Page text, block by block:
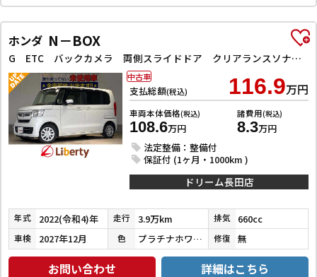
ホンダ N－BOX
G ETC バックカメラ 両側スライドドア クリアランスソナー オートクルーズコントロール レーンアシスト 衝突被害軽減システム オートライト スマートキー アイドリングストップ 電動格納ミラー
支払総額(税込) 116.9万円
車両本体価格(税込)
108.6万円
諸費用(税込)
8.3万円
法定整備：整備付
保証付 (1ヶ月・1000km )
中古車
ドリーム長田店
年式 2022(令和4)年 走行 3.9万km 排気 660cc
車検 2027年12月 色 プラチナホワイトパール 修復 無
お問い合わせ 詳細はこちら